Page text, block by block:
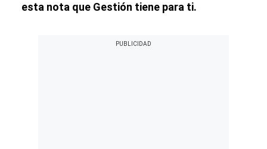
esta nota que Gestión tiene para ti.